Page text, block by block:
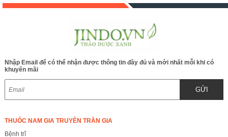
Nhập Email để có thể nhận được thông tin đầy đủ và mới nhất mỗi khi có
khuyến mãi
GỬI
THUỐC NAM GIA TRUYỀN TRẦN GIA
Bệnh trĩ